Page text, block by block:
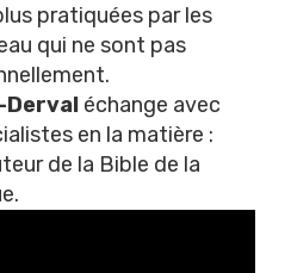
pratiquées par les
qui ne sont pas
Derval échange avec
en la matière :
de la Bible de la